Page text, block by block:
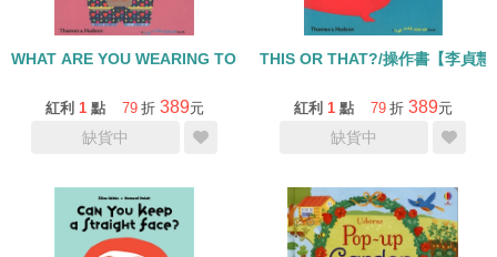
WHAT ARE YOU WEARING TODAY?/操作書
紅利 1 點 79 折 389元
缺貨中
THIS OR THAT?/操作書【李貞慧
紅利 1 點 79 折 389元
缺貨中